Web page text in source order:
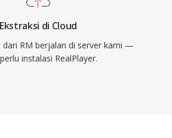
Ekstraksi di Cloud
dari RM berjalan di server kami —
instalasi RealPlayer.